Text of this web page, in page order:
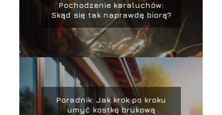
Pochodzenie karaluchów:
Skąd się tak naprawdę biorą?
Poradnik: Jak krok po kroku
umyć kostkę brukową